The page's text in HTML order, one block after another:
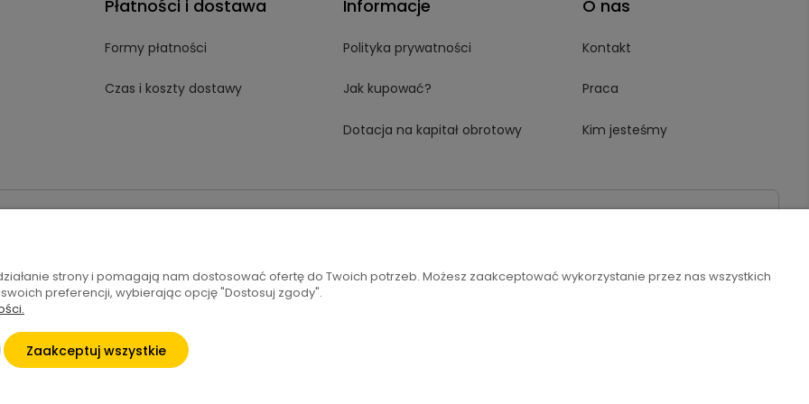
Płatności i dostawa
Formy płatności
Czas i koszty dostawy
Informacje
Polityka prywatności
Jak kupować?
Dotacja na kapitał obrotowy
O nas
Kontakt
Praca
Kim jesteśmy
Sklep internetowy Shoper.pl
strony i pomagają nam dostosować ofertę do Twoich potrzeb. Możesz zaakceptować wykorzystanie przez nas wszystkich
preferencji, wybierając opcję "Dostosuj zgody".
Zaakceptuj wszystkie